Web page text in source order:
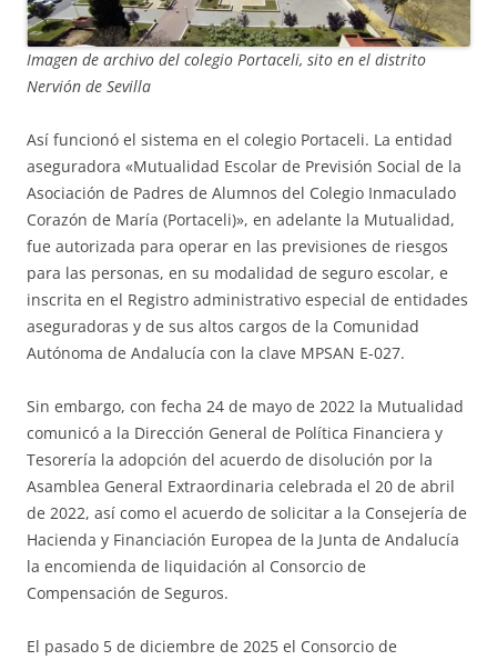
Imagen de archivo del colegio Portaceli, sito en el distrito
Nervión de Sevilla
Así funcionó el sistema en el colegio Portaceli. La entidad
aseguradora «Mutualidad Escolar de Previsión Social de la
Asociación de Padres de Alumnos del Colegio Inmaculado
Corazón de María (Portaceli)», en adelante la Mutualidad,
fue autorizada para operar en las previsiones de riesgos
para las personas, en su modalidad de seguro escolar, e
inscrita en el Registro administrativo especial de entidades
aseguradoras y de sus altos cargos de la Comunidad
Autónoma de Andalucía con la clave MPSAN E-027.
Sin embargo, con fecha 24 de mayo de 2022 la Mutualidad
comunicó a la Dirección General de Política Financiera y
Tesorería la adopción del acuerdo de disolución por la
Asamblea General Extraordinaria celebrada el 20 de abril
de 2022, así como el acuerdo de solicitar a la Consejería de
Hacienda y Financiación Europea de la Junta de Andalucía
la encomienda de liquidación al Consorcio de
Compensación de Seguros.
El pasado 5 de diciembre de 2025 el Consorcio de